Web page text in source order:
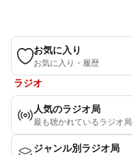
お気に入り
お気に入り・履歴
ラジオ
人気のラジオ局
最も聴かれているラジオ局
ジャンル別ラジオ局